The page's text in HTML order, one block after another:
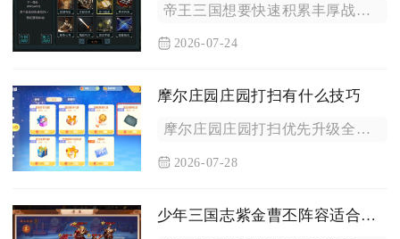
帝王三国想要快速积累丰厚战功，主流高效路径分为单刷NPC城池...
2026-07-24
摩尔庄园庄园打扫有什么技巧
摩尔庄园庄园打扫优先升级全套基础农具，划分区域按固定路线清理...
2026-07-28
少年三国志紫金曹丕阵容适合用来做哪些副本